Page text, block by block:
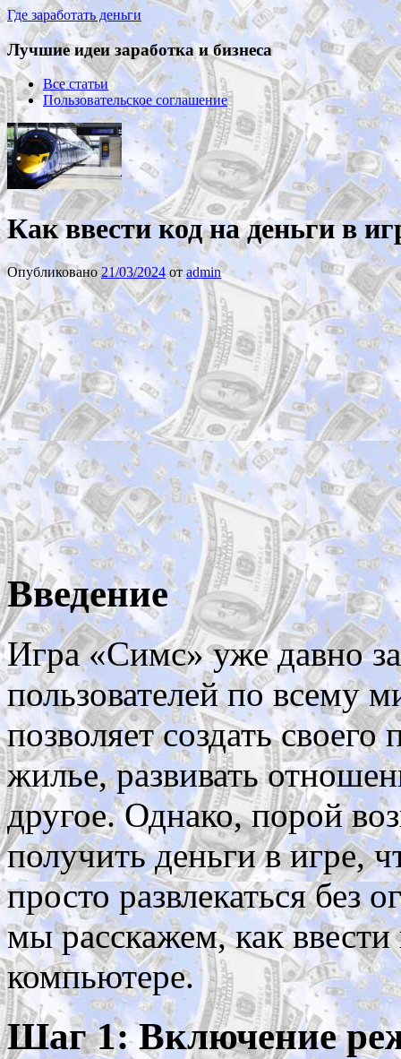
Где заработать деньги
Лучшие идеи заработка и бизнеса
Все статьи
Пользовательское соглашение
Как ввести код на деньги в
Опубликовано21/03/2024 отadmin
Введение
Игра «Симс» уже давно
пользователей по всему
позволяет создать
жилье, развивать
другое. Однако, порой
получить деньги в игре,
просто развлекаться без
мы расскажем, как
компьютере.
Шаг 1: Включение